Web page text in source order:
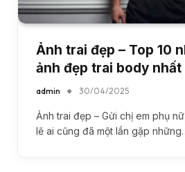
Ảnh trai đẹp – Top 10
ảnh đẹp trai body
admin 30/04/2025
Ảnh trai đẹp – Gửi chị em phụ
lẽ ai cũng đã một lần gặp